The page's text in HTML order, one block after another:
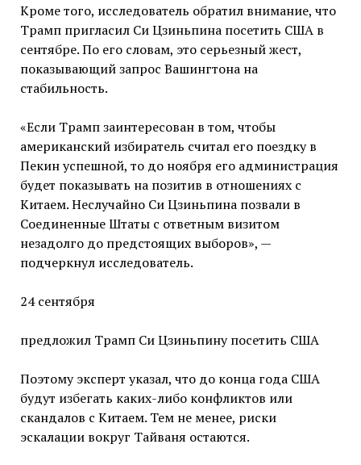
Кроме того, исследователь обратил внимание, что
Трамп пригласил Си Цзиньпина посетить США в
сентябре. По его словам, это серьезный жест,
показывающий запрос Вашингтона на
стабильность.
«Если Трамп заинтересован в том, чтобы
американский избиратель считал его поездку в
Пекин успешной, то до ноября его администрация
будет показывать на позитив в отношениях с
Китаем. Неслучайно Си Цзиньпина позвали в
Соединенные Штаты с ответным визитом
незадолго до предстоящих выборов», —
подчеркнул исследователь.
24 сентября
предложил Трамп Си Цзиньпину посетить США
Поэтому эксперт указал, что до конца года США
будут избегать каких-либо конфликтов или
скандалов с Китаем. Тем не менее, риски
эскалации вокруг Тайваня остаются.